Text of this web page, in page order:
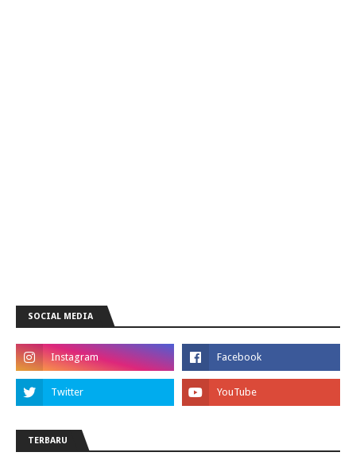
SOCIAL MEDIA
TERBARU